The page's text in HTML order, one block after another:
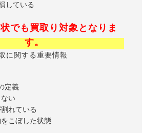
している
でも買取り対象となりま
す。
に関する重要情報
定義
い
れている
こぼした状態